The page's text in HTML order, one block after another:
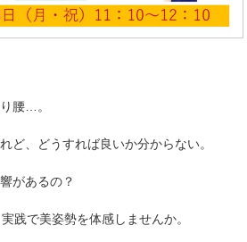
腰…。
ど、どうすれば良いか分からない。
があるの？
践で美姿勢を体感しませんか。